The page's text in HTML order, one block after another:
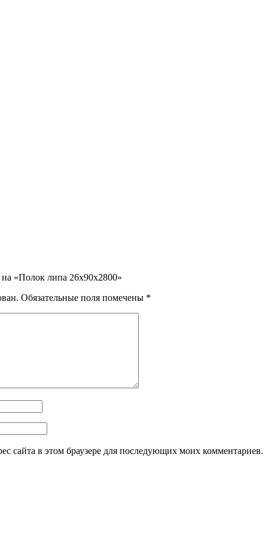
«Полок липа 26х90х2800»
Обязательные поля помечены *
сайта в этом браузере для последующих моих комментариев.